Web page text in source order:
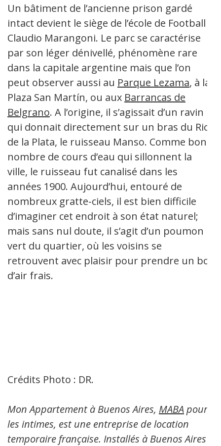
Un bâtiment de l’ancienne prison gardé
intact devient le siège de l’école de Football
Claudio Marangoni. Le parc se caractérise
par son léger dénivellé, phénomène rare
dans la capitale argentine mais que l’on
peut observer aussi au Parque Lezama, à la
Plaza San Martín, ou aux Barrancas de
Belgrano. A l’origine, il s’agissait d’un ravin
qui donnait directement sur un bras du Rio
de la Plata, le ruisseau Manso. Comme bon
nombre de cours d’eau qui sillonnent la
ville, le ruisseau fut canalisé dans les
années 1900. Aujourd’hui, entouré de
nombreux gratte-ciels, il est bien difficile
d’imaginer cet endroit à son état naturel;
mais sans nul doute, il s’agit d’un poumon
vert du quartier, où les voisins se
retrouvent avec plaisir pour prendre un bol
d’air frais.
Crédits Photo : DR.
Mon Appartement à Buenos Aires, MABApour
les intimes, est une entreprise de location
temporaire française. Installés à Buenos Aires